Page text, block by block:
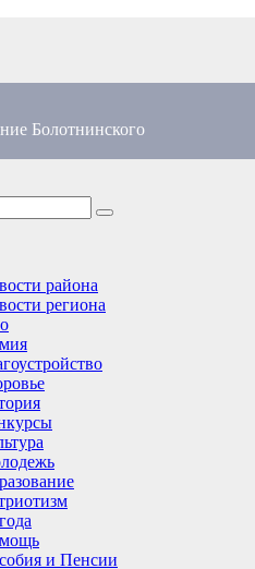
Болотнинского
района
региона
и Пенсии